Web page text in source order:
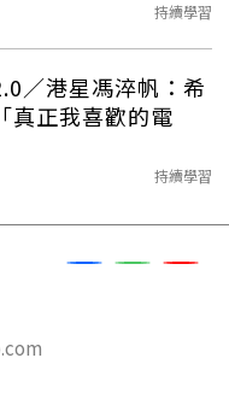
持續學習
／港星馮淬帆：希
真正我喜歡的電
持續學習